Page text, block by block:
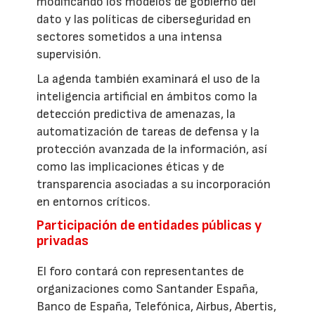
dato y las políticas de ciberseguridad en
sectores sometidos a una intensa
supervisión.
La agenda también examinará el uso de la
inteligencia artificial en ámbitos como la
detección predictiva de amenazas, la
automatización de tareas de defensa y la
protección avanzada de la información, así
como las implicaciones éticas y de
transparencia asociadas a su incorporación
en entornos críticos.
Participación de entidades públicas y
privadas
El foro contará con representantes de
organizaciones como Santander España,
Banco de España, Telefónica, Airbus, Abertis,